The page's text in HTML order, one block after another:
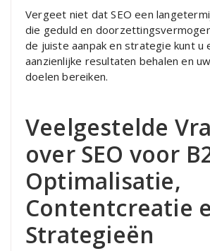
Vergeet niet dat SEO een
die geduld en
de juiste aanpak en strategie kunt u
aanzienlijke resultaten behalen en
doelen bereiken.
Veelgestelde
over SEO voor
Optimalisatie,
Contentcreatie
Strategieën